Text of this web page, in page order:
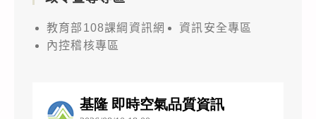
教育部108課綱資訊網
資訊安全專區
內控稽核專區